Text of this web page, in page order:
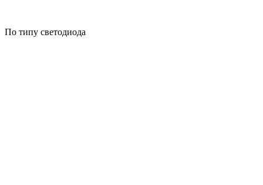
По типу светодиода